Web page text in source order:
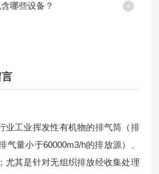
哪些设备？
工业挥发性有机物的排气筒（排
气量小于60000m3/h的排放源）、
尤其是针对无组织排放经收集处理